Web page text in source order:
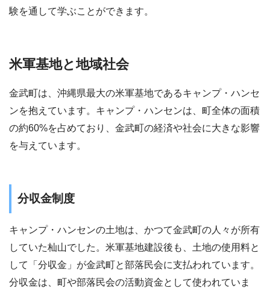
験を通して学ぶことができます。
米軍基地と地域社会
金武町は、沖縄県最大の米軍基地であるキャンプ・ハンセ
ンを抱えています。キャンプ・ハンセンは、町全体の面積
の約60%を占めており、金武町の経済や社会に大きな影響
を与えています。
分収金制度
キャンプ・ハンセンの土地は、かつて金武町の人々が所有
していた杣山でした。米軍基地建設後も、土地の使用料と
して「分収金」が金武町と部落民会に支払われています。
分収金は、町や部落民会の活動資金として使われていま